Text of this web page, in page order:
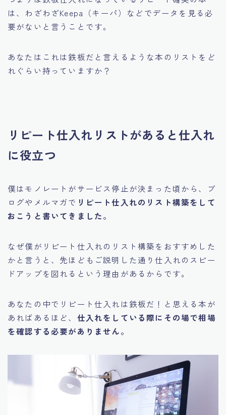
は、わざわざKeepa（キーパ）などでデータを見る必
要がないと言うことです。
あなたはこれは鉄板だと言えるような本のリストをど
れぐらい持っていますか？
リピート仕入れリストがあると仕入れ
に役立つ
僕はモノレートがサービス停止が決まった頃から、ブ
ログやメルマガで リピート仕入れのリスト構築をして
おこうと書いてきました。
なぜ僕がリピート仕入れのリスト構築をおすすめした
かと言うと、先ほどもご説明した通り仕入れのスピー
ドアップを図れるという理由があるからです。
あなたの中でリピート仕入れは鉄板だ！と思える本が
あればあるほど、 仕入れをしている際にその場で相場
を確認する必要がありません。